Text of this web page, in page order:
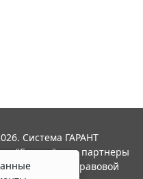
Система ГАРАНТ
"Гарант" и ее партнеры
ассоциации правовой